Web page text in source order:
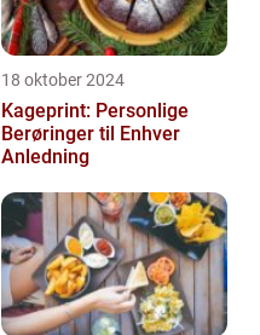
18 oktober 2024
Kageprint: Personlige
Berøringer til Enhver
Anledning